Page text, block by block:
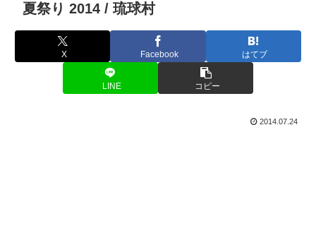
夏祭り 2014 / 琉球村
X Facebook はてブ
LINE コピー
2014.07.24